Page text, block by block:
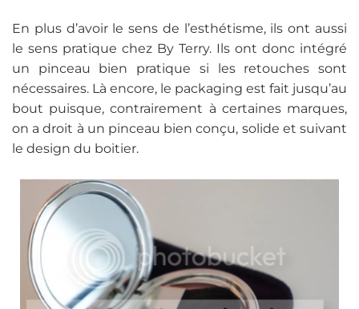
En plus d’avoir le sens de l’esthétisme, ils ont aussi
le sens pratique chez By Terry. Ils ont donc intégré
un pinceau bien pratique si les retouches sont
nécessaires. Là encore, le packaging est fait jusqu’au
bout puisque, contrairement à certaines marques,
on a droit à un pinceau bien conçu, solide et suivant
le design du boitier.